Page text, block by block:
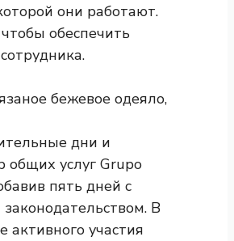
они работают.
обеспечить
дни и
общих услуг Grupo
пять дней с
В
участия